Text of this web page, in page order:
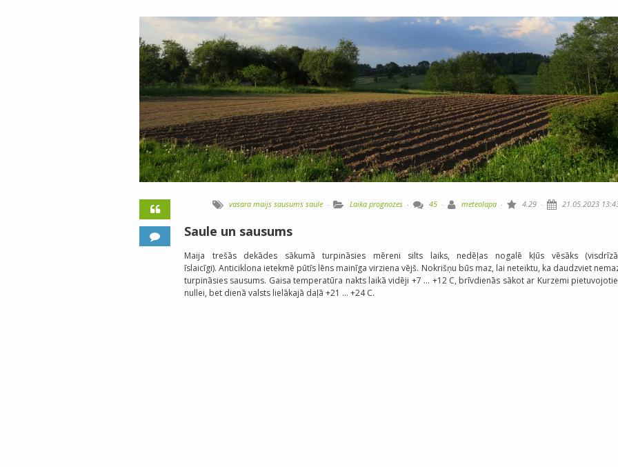
vasara maijs sausums saule · Laika prognozes · 45 · meteolapa · 4.29 · 21.05.2023
Saule un sausums
Maija trešās dekādes sākumā turpināsies mēreni silts laiks, nedēļas nogalē kļūs vēsāks
īslaicīgi). Anticiklona ietekmē pūtīs lēns mainīga virziena vējš. Nokrišņu būs maz, lai neteiktu, ka daudzviet
turpināsies sausums. Gaisa temperatūra nakts laikā vidēji +7 ... +12 C, brīvdienās sākot ar Kurzemi
nullei, bet dienā valsts lielākajā daļā +21 ... +24 C.